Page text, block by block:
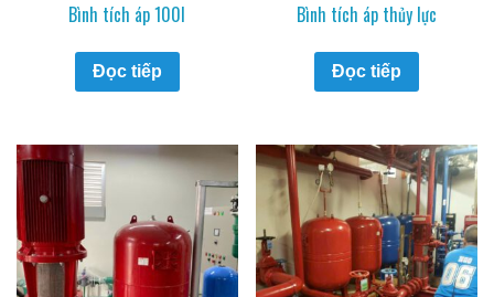
Bình tích áp 100l
Đọc tiếp
Bình tích áp thủy lực
Đọc tiếp